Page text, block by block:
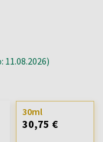
11.08.2026)
30ml
30,75 €